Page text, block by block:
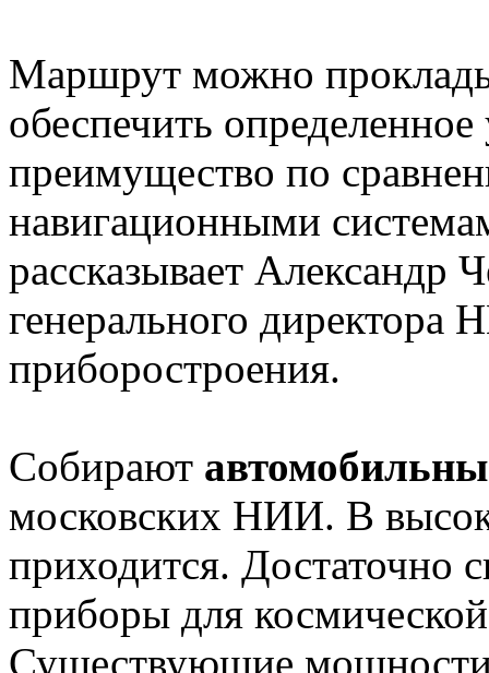
Маршрут можно
обеспечить
преимущество по
навигационными
рассказывает Александр
генерального директора
приборостроения.
Собирают
московских НИИ. В
приходится. Достаточно
приборы для
Существующие мощности